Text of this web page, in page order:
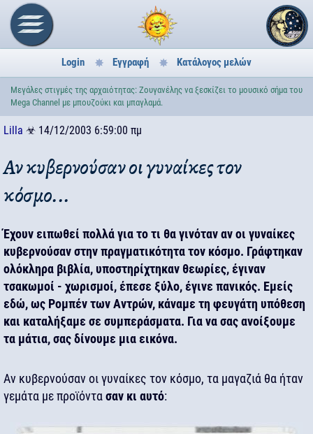
Login Εγγραφή Κατάλογος μελών
Μεγάλες στιγμές της αρχαιότητας: Ζουγανέλης να ξεσκίζει το μουσικό σήμα του
Mega Channel με μπουζούκι και μπαγλαμά.
Lilla ☣ 14/12/2003 6:59:00 πμ
Αν κυβερνούσαν οι γυναίκες τον
κόσμο...
Έχουν ειπωθεί πολλά για το τι θα γινόταν αν οι γυναίκες
κυβερνούσαν στην πραγματικότητα τον κόσμο. Γράφτηκαν
ολόκληρα βιβλία, υποστηρίχτηκαν θεωρίες, έγιναν
τσακωμοί - χωρισμοί, έπεσε ξύλο, έγινε πανικός. Εμείς
εδώ, ως Ρομπέν των Αντρών, κάναμε τη φευγάτη υπόθεση
και καταλήξαμε σε συμπεράσματα. Για να σας ανοίξουμε
τα μάτια, σας δίνουμε μια εικόνα.
Αν κυβερνούσαν οι γυναίκες τον κόσμο, τα μαγαζιά θα ήταν
γεμάτα με προϊόντασαν κι αυτό: